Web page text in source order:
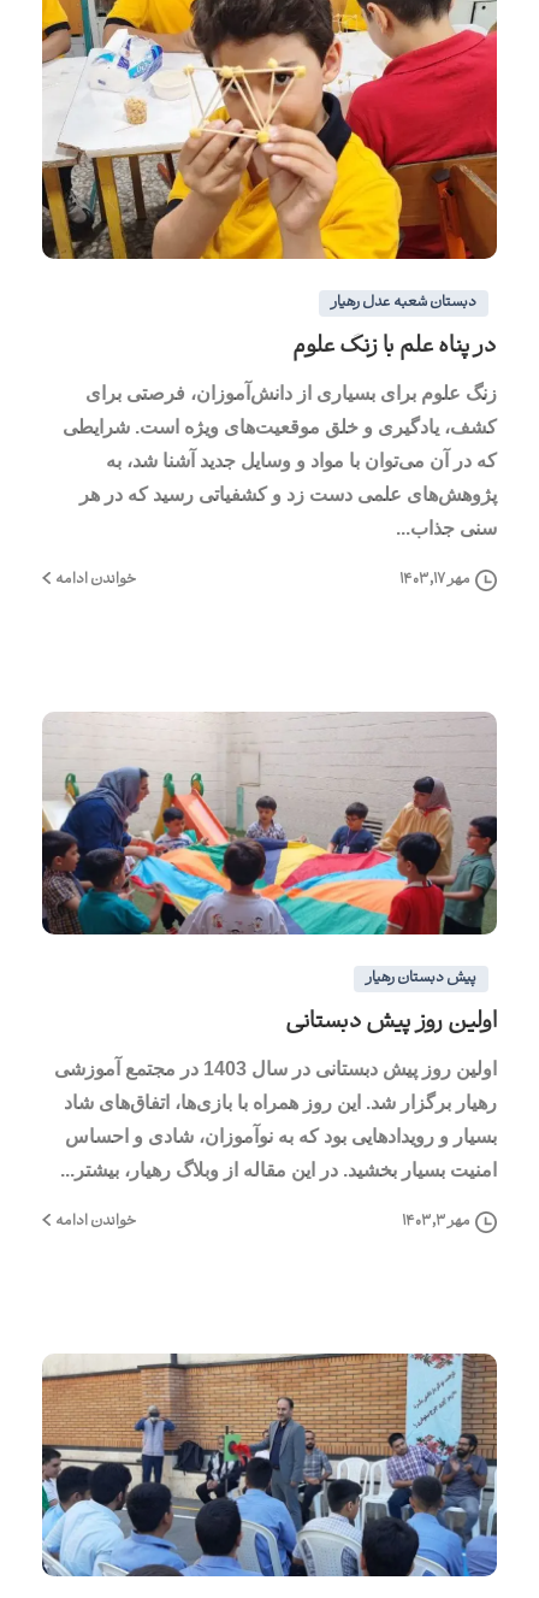
2
دبستان شعبه عدل رهیار
در پناه علم با زنگ علوم
زنگ علوم برای بسیاری از دانش‌آموزان، فرصتی برای
کشف، یادگیری و خلق موقعیت‌های ویژه است. شرایطی
که در آن می‌توان با مواد و وسایل جدید آشنا شد، به
پژوهش‌های علمی دست زد و کشفیاتی رسید که در هر
سنی جذاب...
مهر ۱۷, ۱۴۰۳ خواندن ادامه
0
1
پیش دبستان رهیار
اولین روز پیش دبستانی
اولین روز پیش دبستانی در سال 1403 در مجتمع آموزشی
رهیار برگزار شد. این روز همراه با بازی‌ها، اتفاق‌های شاد
بسیار و رویدادهایی بود که به نوآموزان، شادی و احساس
امنیت بسیار بخشید. در این مقاله از وبلاگ رهیار، بیشتر...
مهر ۳, ۱۴۰۳ خواندن ادامه
0
3